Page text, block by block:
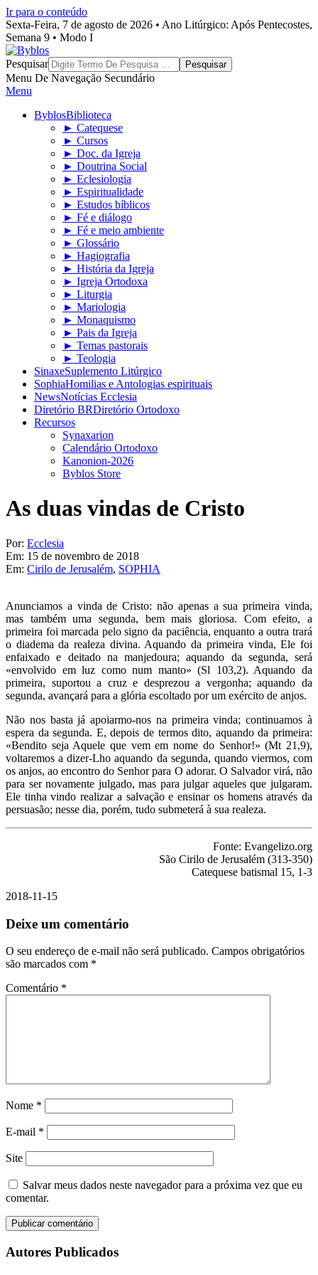
Ir para o conteúdo
Sexta-Feira, 7 de agosto de 2026 • Ano Litúrgico: Após Pentecostes,
Semana 9 • Modo I
Byblos
Pesquisar
Menu De Navegação Secundário
Menu
ByblosBiblioteca
► Catequese
► Cursos
► Doc. da Igreja
► Doutrina Social
► Eclesiologia
► Espiritualidade
► Estudos bíblicos
► Fé e diálogo
► Fé e meio ambiente
► Glossário
► Hagiografia
► História da Igreja
► Igreja Ortodoxa
► Liturgia
► Mariologia
► Monaquismo
► Pais da Igreja
► Temas pastorais
► Teologia
SinaxeSuplemento Litúrgico
SophiaHomilias e Antologias espirituais
NewsNotícias Ecclesia
Diretório BRDiretório Ortodoxo
Recursos
Synaxarion
Calendário Ortodoxo
Kanonion-2026
Byblos Store
As duas vindas de Cristo
Por: Ecclesia
Em: 15 de novembro de 2018
Em: Cirilo de Jerusalém, SOPHIA
Anunciamos a vinda de Cristo: não apenas a sua primeira vinda,
mas também uma segunda, bem mais gloriosa. Com efeito, a
primeira foi marcada pelo signo da paciência, enquanto a outra trará
o diadema da realeza divina. Aquando da primeira vinda, Ele foi
enfaixado e deitado na manjedoura; aquando da segunda, será
«envolvido em luz como num manto» (Sl 103,2). Aquando da
primeira, suportou a cruz e desprezou a vergonha; aquando da
segunda, avançará para a glória escoltado por um exército de anjos.
Não nos basta já apoiarmo-nos na primeira vinda; continuamos à
espera da segunda. E, depois de termos dito, aquando da primeira:
«Bendito seja Aquele que vem em nome do Senhor!» (Mt 21,9),
voltaremos a dizer-Lho aquando da segunda, quando viermos, com
os anjos, ao encontro do Senhor para O adorar. O Salvador virá, não
para ser novamente julgado, mas para julgar aqueles que julgaram.
Ele tinha vindo realizar a salvação e ensinar os homens através da
persuasão; nesse dia, porém, tudo submeterá à sua realeza.
Fonte: Evangelizo.org
São Cirilo de Jerusalém (313-350)
Catequese batismal 15, 1-3
2018-11-15
Deixe um comentário
O seu endereço de e-mail não será publicado. Campos obrigatórios
são marcados com *
Comentário *
Nome *
E-mail *
Site
Salvar meus dados neste navegador para a próxima vez que eu
comentar.
Autores Publicados